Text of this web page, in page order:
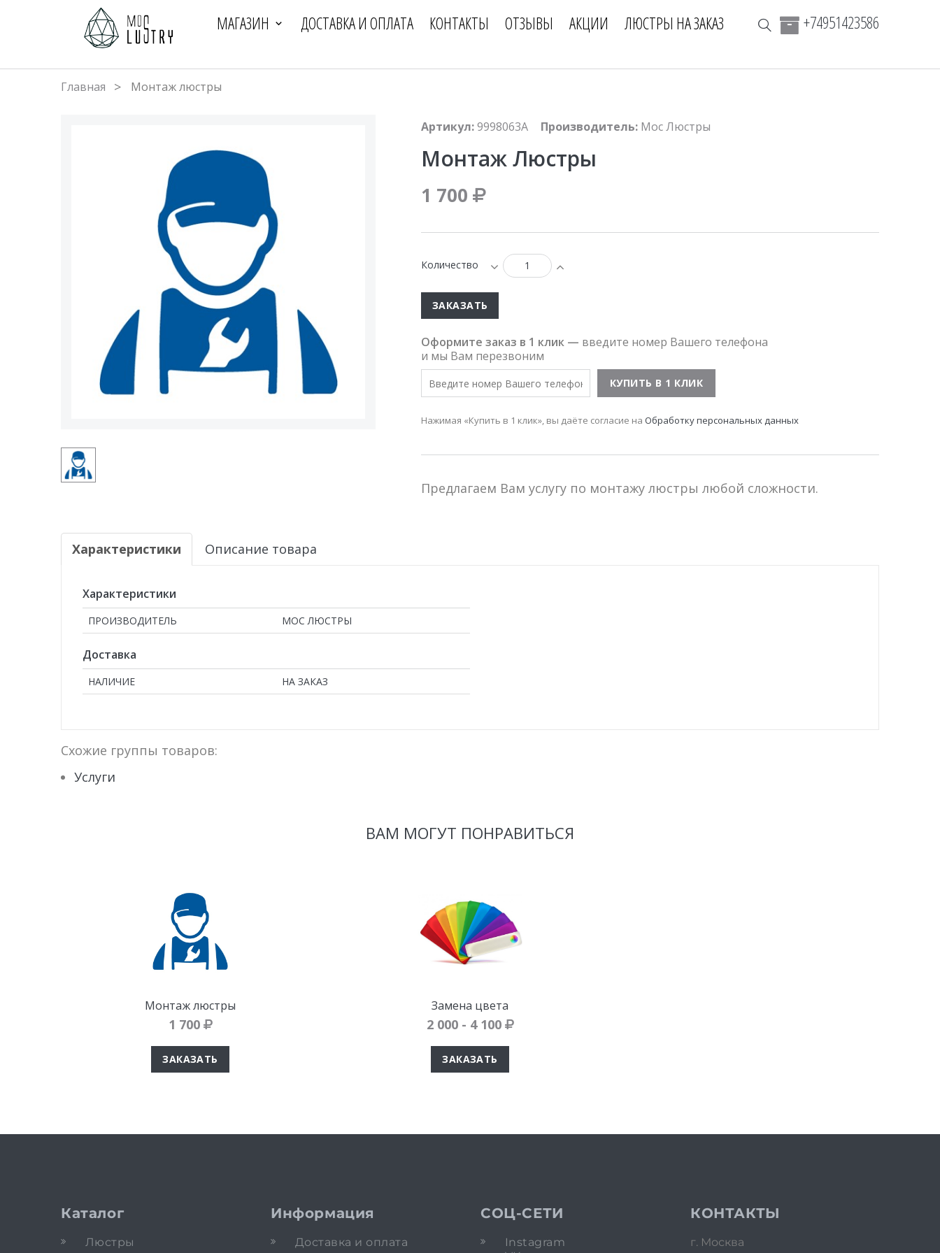
МАГАЗИН ДОСТАВКА И ОПЛАТА КОНТАКТЫ ОТЗЫВЫ АКЦИИ ЛЮСТРЫ НА ЗАКАЗ +74951423586
Главная Монтаж люстры
Артикул:9998063A Производитель: Мос Люстры
Монтаж Люстры
1 700
Количество
ЗАКАЗАТЬ
Оформите заказ в 1 клик — введите номер Вашего телефона
и мы Вам перезвоним
Нажимая «Купить в 1 клик», вы даёте согласие на Обработку персональных данных
Предлагаем Вам услугу по монтажу люстры любой сложности.
Характеристики Описание товара
Характеристики
ПРОИЗВОДИТЕЛЬ МОС ЛЮСТРЫ
Доставка
НАЛИЧИЕ НА ЗАКАЗ
Схожие группы товаров:
Услуги
ВАМ МОГУТ ПОНРАВИТЬСЯ
Монтаж люстры
1 700
ЗАКАЗАТЬ
Замена цвета
2 000 - 4 100
ЗАКАЗАТЬ
Каталог
Люстры
Информация
Доставка и оплата
СОЦ-СЕТИ
Instagram
КОНТАКТЫ
г. Москва